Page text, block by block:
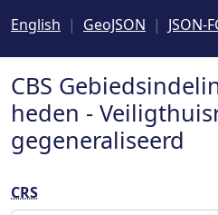
English
GeoJSON JSON-
CBS
heden -
gegeneraliseerd
CRS